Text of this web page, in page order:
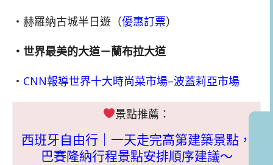
・赫羅納古城半日遊（優惠訂票）
・ 世界最美的大道－蘭布拉大道
・ CNN報導世界十大時尚菜市場–波蓋莉亞市場
景點推薦：
西班牙自由行｜一天走完高第建築景點，
巴賽隆納行程景點安排順序建議～